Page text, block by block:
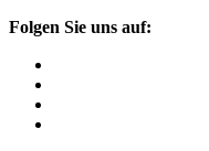
Folgen Sie uns auf: